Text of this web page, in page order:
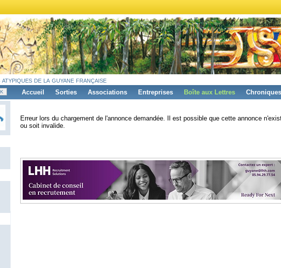
de la guyane française
Accueil Sorties Associations Entreprises Boîte aux Lettres Chroniques
Erreur lors du chargement de l'annonce demandée. Il est possible que cette annonce
ou soit invalide.